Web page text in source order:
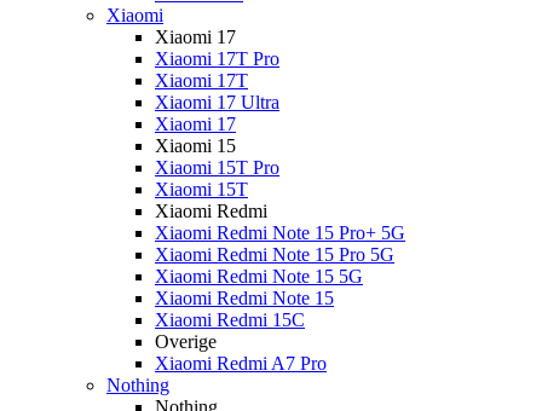
Xiaomi
Xiaomi 17
Xiaomi 17T Pro
Xiaomi 17T
Xiaomi 17 Ultra
Xiaomi 17
Xiaomi 15
Xiaomi 15T Pro
Xiaomi 15T
Xiaomi Redmi
Xiaomi Redmi Note 15 Pro+ 5G
Xiaomi Redmi Note 15 Pro 5G
Xiaomi Redmi Note 15 5G
Xiaomi Redmi Note 15
Xiaomi Redmi 15C
Overige
Xiaomi Redmi A7 Pro
Nothing
Nothing